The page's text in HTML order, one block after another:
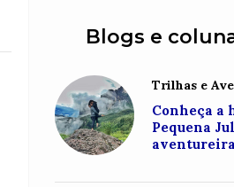
Blogs e
Trilhas e
Conheça a
Pequena
aventureira
Roraima